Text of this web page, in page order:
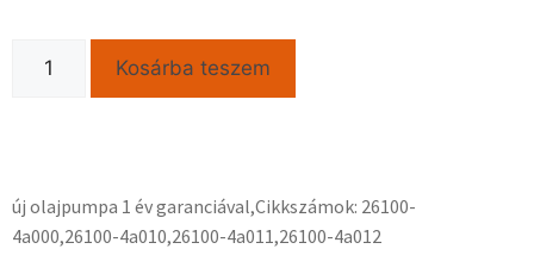
Kosárba teszem
új olajpumpa 1 év garanciával,Cikkszámok: 26100-
4a000,26100-4a010,26100-4a011,26100-4a012